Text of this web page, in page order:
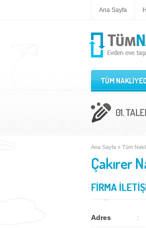
Ana Sayfa
TÜM
Ana Sayfa » Tüm
Çakırer
FİRMA
Adres